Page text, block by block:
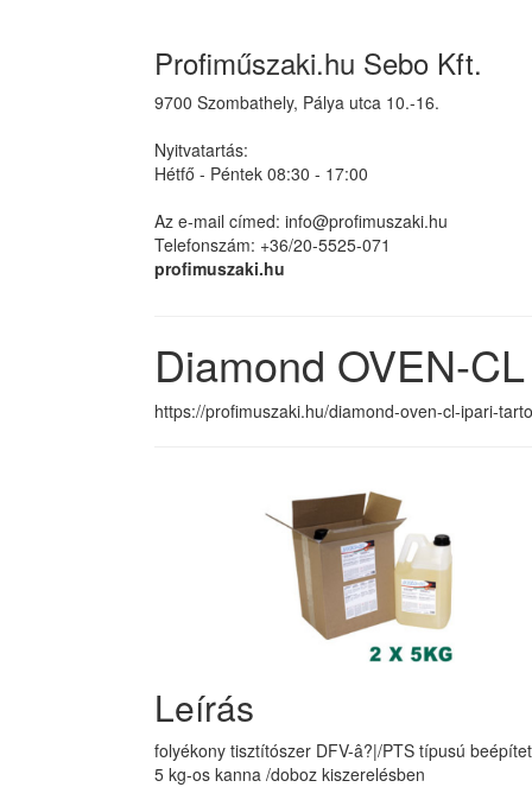
Profiműszaki.hu Sebo Kft.
9700 Szombathely, Pálya utca 10.-16.
Nyitvatartás:
Hétfő - Péntek 08:30 - 17:00
Az e-mail címed: info@profimuszaki.hu
Telefonszám: +36/20-5525-071
profimuszaki.hu
Diamond OVEN-
https://profimuszaki.hu/diamond-oven-cl-ipari-
Leírás
folyékony tisztítószer DFV-â?|/PTS típusú
5 kg-os kanna /doboz kiszerelésben